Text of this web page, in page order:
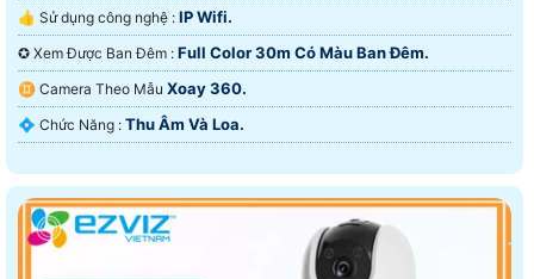
👍 Sử dụng công nghệ : IP Wifi.
✪ Xem Được Ban Đêm : Full Color 30m Có Màu Ban Ðêm.
♊ Camera Theo Mẫu Xoay 360.
️💠 Chức Năng : Thu Âm Và Loa.